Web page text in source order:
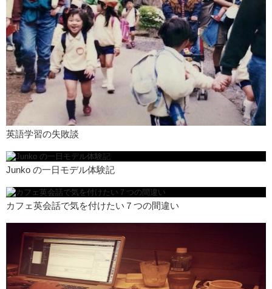
英語学習の失敗談
Junko の一日モデル体験記
カフェ英会話で気を付けたい７つの間違い